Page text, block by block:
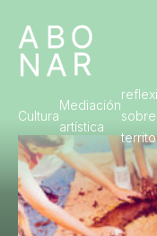
Cultura
Mediación
artística